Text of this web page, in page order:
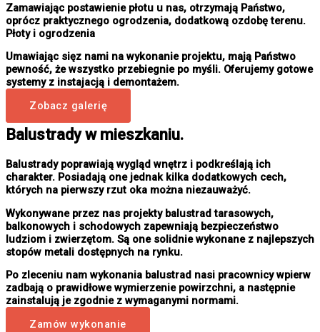
Zamawiając postawienie płotu u nas, otrzymają Państwo,
oprócz praktycznego ogrodzenia, dodatkową ozdobę terenu.
Płoty i ogrodzenia
Umawiając sięz nami na wykonanie projektu, mają Państwo
pewność, że wszystko przebiegnie po myśli. Oferujemy gotowe
systemy z instajacją i demontażem.
Zobacz galerię
Balustrady w mieszkaniu.
Balustrady poprawiają wygląd wnętrz i podkreślają ich
charakter. Posiadają one jednak kilka dodatkowych cech,
których na pierwszy rzut oka można niezauważyć.
Wykonywane przez nas projekty balustrad tarasowych,
balkonowych i schodowych zapewniają bezpieczeństwo
ludziom i zwierzętom. Są one solidnie wykonane z najlepszych
stopów metali dostępnych na rynku.
Po zleceniu nam wykonania balustrad nasi pracownicy wpierw
zadbają o prawidłowe wymierzenie powirzchni, a następnie
zainstalują je zgodnie z wymaganymi normami.
Zamów wykonanie